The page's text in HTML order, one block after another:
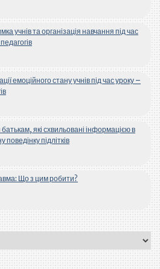
учнів та організація навчання під час
емоційного стану учнів під час уроку –
які схвильовані інформацією в
підлітків
Що з цим робити?